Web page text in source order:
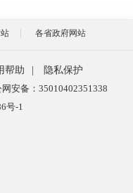
民政府门户网站
xjwz/xxgk/zfxxgk/q
各省政府网站
帮助 |
隐私保护
网安备：35010402351338
号-1